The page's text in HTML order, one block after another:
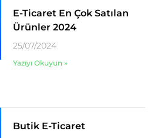
E-Ticaret En Çok Satılan
Ürünler 2024
25/07/2024
Yazıyı Okuyun »
Butik E-Ticaret